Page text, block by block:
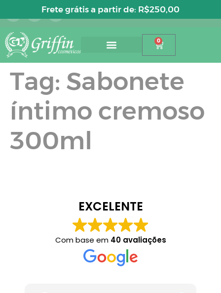
Entre ou cadastre-se
0
Tag: Sabonete
íntimo cremoso
300ml
EXCELENTE
Com base em 40 avaliações
Frete grátis a partir de: R$250,00